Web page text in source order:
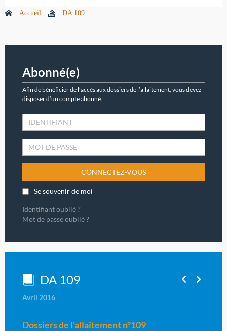
Accueil DA 109
Abonné(e)
Afin de bénéficier de l’accès aux dossiers de l’allaitement, vous devez
disposer d’un compte abonné.
CONNECTEZ-VOUS
Se souvenir de moi
Identifiant oublié ?
Mot de passe oublié ?
DA 109
Avril 2016
Dossiers de l'allaitement n°109